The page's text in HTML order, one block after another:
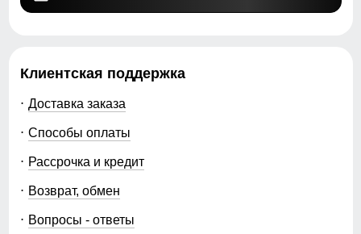
Клиентская поддержка
Доставка заказа
Способы оплаты
Рассрочка и кредит
Возврат, обмен
Вопросы - ответы